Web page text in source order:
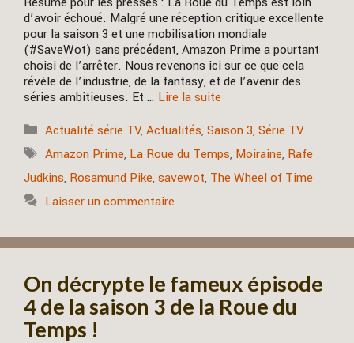
d’avoir échoué. Malgré une réception critique excellente
pour la saison 3 et une mobilisation mondiale
(#SaveWot) sans précédent, Amazon Prime a pourtant
choisi de l’arrêter. Nous revenons ici sur ce que cela
révèle de l’industrie, de la fantasy, et de l’avenir des
séries ambitieuses. Et … Lire la suite
Catégories
Actualité série TV,Actualités,Saison 3,Série TV
Étiquettes
Amazon Prime, La Roue du Temps, Moiraine, Rafe
Judkins, Rosamund Pike, savewot, The Wheel of Time
Laisser un commentaire
On décrypte le fameux épisode
4 de la saison 3 de la Roue du
Temps !